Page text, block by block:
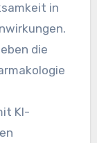
in
die
KI-